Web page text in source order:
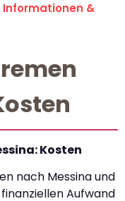
Informationen &
Kosten
nach Messina und
Aufwand